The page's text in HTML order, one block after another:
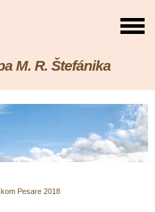
M. R. Štefánika
Pesare 2018